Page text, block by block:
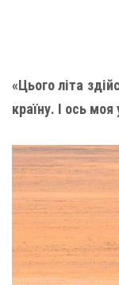
«Цього літа
країну. І ось